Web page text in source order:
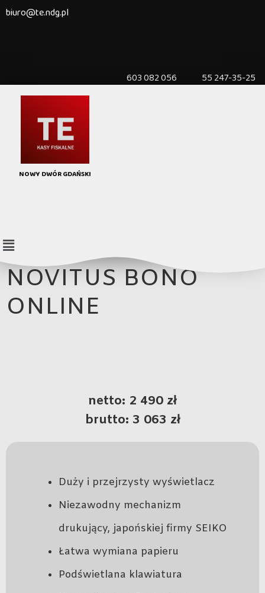
biuro@te.ndg.pl
603 082 056 55 247-35-25
NOWY DWÓR GDAŃSKI
NOVITUS BONO
ONLINE
netto: 2 490 zł
brutto: 3 063 zł
Duży i przejrzysty wyświetlacz
Niezawodny mechanizm
drukujący, japońskiej firmy SEIKO
Łatwa wymiana papieru
Podświetlana klawiatura